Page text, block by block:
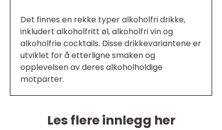
Det finnes en rekke typer alkoholfri drikke,
inkludert alkoholfritt øl, alkoholfri vin og
alkoholfrie cocktails. Disse drikkevariantene er
utviklet for å etterligne smaken og
opplevelsen av deres alkoholholdige
motparter.
Les flere innlegg her